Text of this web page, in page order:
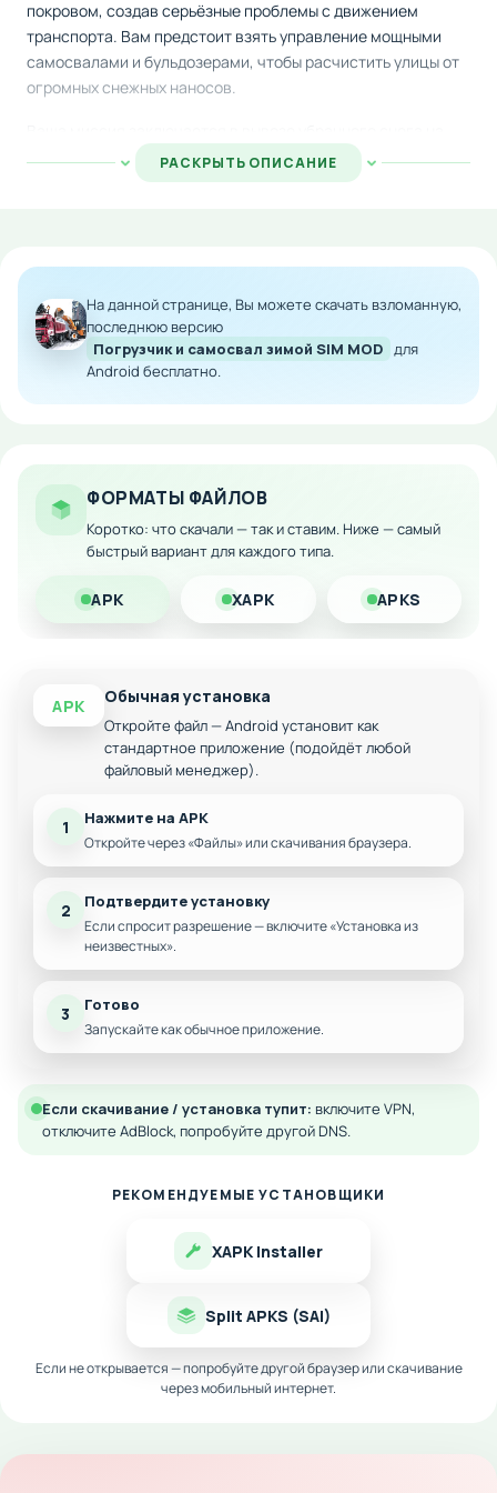
покровом, создав серьёзные проблемы с движением
транспорта. Вам предстоит взять управление мощными
самосвалами и бульдозерами, чтобы расчистить улицы от
огромных снежных наносов.
специальные площадки, что поможет восстановить
нормальное дорожное движение в городе. Качественная
Особенности мода:
Расширенные возможности техники и
транспортом
Новые снежные карты и маршруты для уборки
Скачайте эту версию игры прямо на свой Android-девайс и
начните работать на расчистке заснеженных улиц города
РАСКРЫТЬ ОПИСАНИЕ
На данной странице, Вы можете скачать взломанную,
последнюю версию
Погрузчик и самосвал зимой SIM MOD для
Android бесплатно.
ФОРМАТЫ ФАЙЛОВ
Коротко: что скачали — так и ставим. Ниже — самый
быстрый вариант для каждого типа.
APK XAPK APKS
APK Обычная установка
Откройте файл — Android установит как
стандартное приложение (подойдёт любой
файловый менеджер).
1 Нажмите на APK
Откройте через «Файлы» или скачивания браузера.
2 Подтвердите установку
Если спросит разрешение — включите «Установка из
неизвестных».
3 Готово
Запускайте как обычное приложение.
Если скачивание / установка тупит: включите VPN,
отключите AdBlock, попробуйте другой DNS.
РЕКОМЕНДУЕМЫЕ УСТАНОВЩИКИ
XAPK Installer
Split APKS (SAI)
Если не открывается — попробуйте другой браузер или скачивание
через мобильный интернет.